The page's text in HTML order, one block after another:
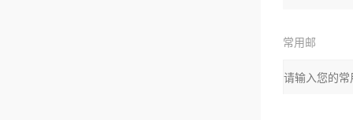
常用邮
箱：